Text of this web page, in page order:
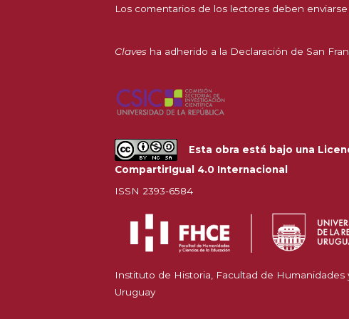
Los comentarios de los lectores deben enviarse
Claves ha adherido a la Declaración de San
Esta obra está bajo una
CompartirIgual 4.0 Internacional
ISSN 2393-6584
Instituto de Historia, Facultad de Humanidades
Uruguay